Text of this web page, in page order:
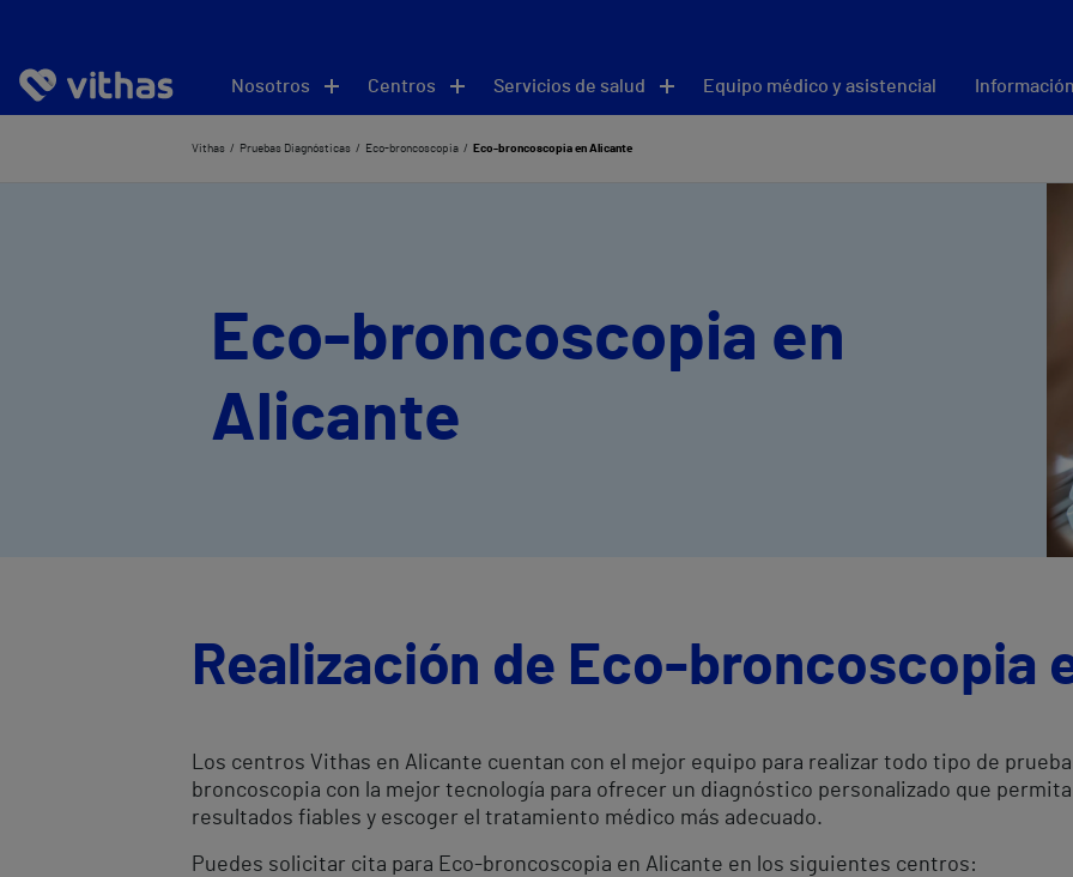
Nosotros Centros Servicios de salud Equipo médico y asistencial
Vithas Pruebas Diagnósticas Eco-broncoscopia Eco-broncoscopia en Alicante
Eco-broncoscopia en
Alicante
Realización de Eco-broncoscopia
Los centros Vithas en Alicante cuentan con el mejor equipo para realizar todo tipo de
broncoscopia con la mejor tecnología para ofrecer un diagnóstico personalizado que
resultados fiables y escoger el tratamiento médico más adecuado.
Puedes solicitar cita para Eco-broncoscopia en Alicante en los siguientes centros: